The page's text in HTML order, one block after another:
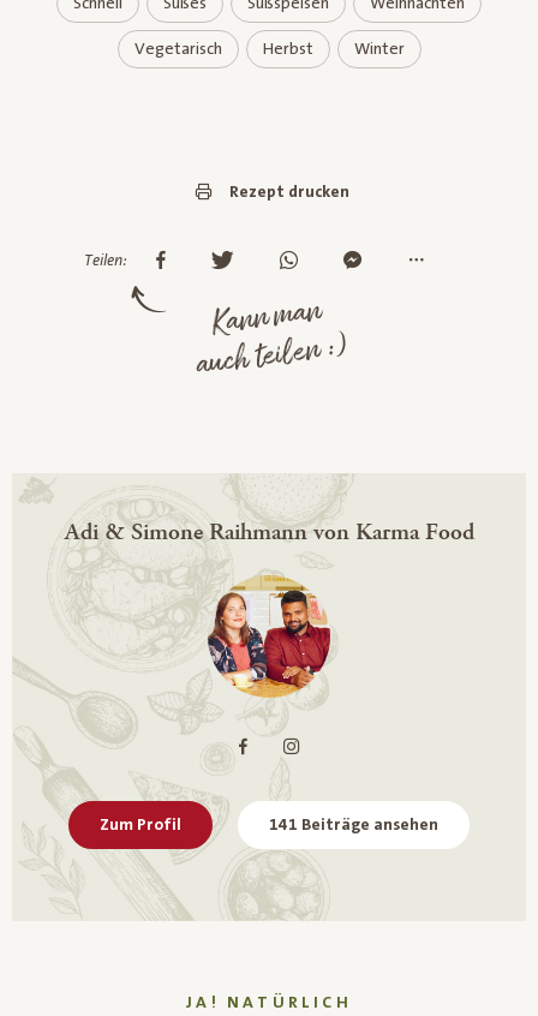
Vegetarisch Herbst Winter
Rezept drucken
Teilen:
Kann man
auch teilen :)
Adi & Simone Raihmann von Karma Food
Zum Profil 141 Beiträge ansehen
JA! NATÜRLICH